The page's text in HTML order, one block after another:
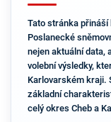
Tato stránka přináší
Poslanecké
nejen aktuální data,
volební výsledky,
Karlovarském kraji.
základní
celý okres Cheb a